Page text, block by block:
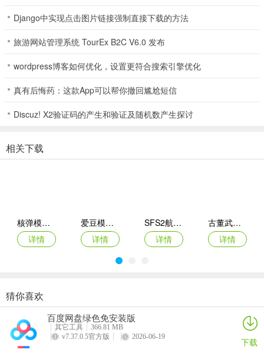
式声响，提供轻松解压的惬意时光。
创作欲与分享欲。
趣，带来别处没有的萌趣角色扮演乐趣。
版本已更新
Django中实现点击图片链接强制直接下载的方法
旅游网站管理系统 TourEx B2C V6.0 发布
wordpress博客如何优化，设置更符合搜索引擎优化
真有后悔药：这款App可以帮你撤回尴尬短信
Discuz! X2验证码的产生和验证及随机数产生探讨
相关下载
核弹模拟器2
详情
爱豆模拟器最新版
详情
SFS2航天模拟器手机版
详情
古董武器模拟器
详情
商店模拟器：超市Switch移植2026最新版本
详情
悠闲铁匠铺2026官方最新版本
详情
猫咪疗愈所
寒窗志
猜你喜欢
百度网盘绿色免安装版
其它工具
366.81 MB
v7.37.0.5官方版
2026-06-19 下载